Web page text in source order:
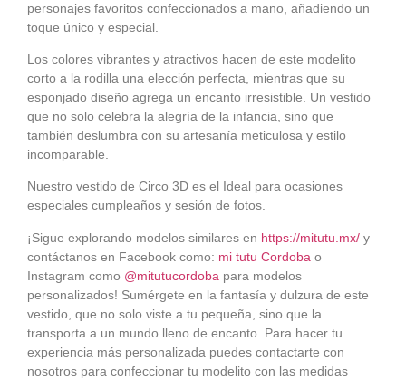
personajes favoritos confeccionados a mano, añadiendo un
toque único y especial.
Los colores vibrantes y atractivos hacen de este modelito
corto a la rodilla una elección perfecta, mientras que su
esponjado diseño agrega un encanto irresistible. Un vestido
que no solo celebra la alegría de la infancia, sino que
también deslumbra con su artesanía meticulosa y estilo
incomparable.
Nuestro vestido de Circo 3D es el Ideal para ocasiones
especiales cumpleaños y sesión de fotos.
¡Sigue explorando modelos similares en https://mitutu.mx/ y
contáctanos en Facebook como: mi tutu Cordoba o
Instagram como @mitutucordoba para modelos
personalizados! Sumérgete en la fantasía y dulzura de este
vestido, que no solo viste a tu pequeña, sino que la
transporta a un mundo lleno de encanto. Para hacer tu
experiencia más personalizada puedes contactarte con
nosotros para confeccionar tu modelito con las medidas